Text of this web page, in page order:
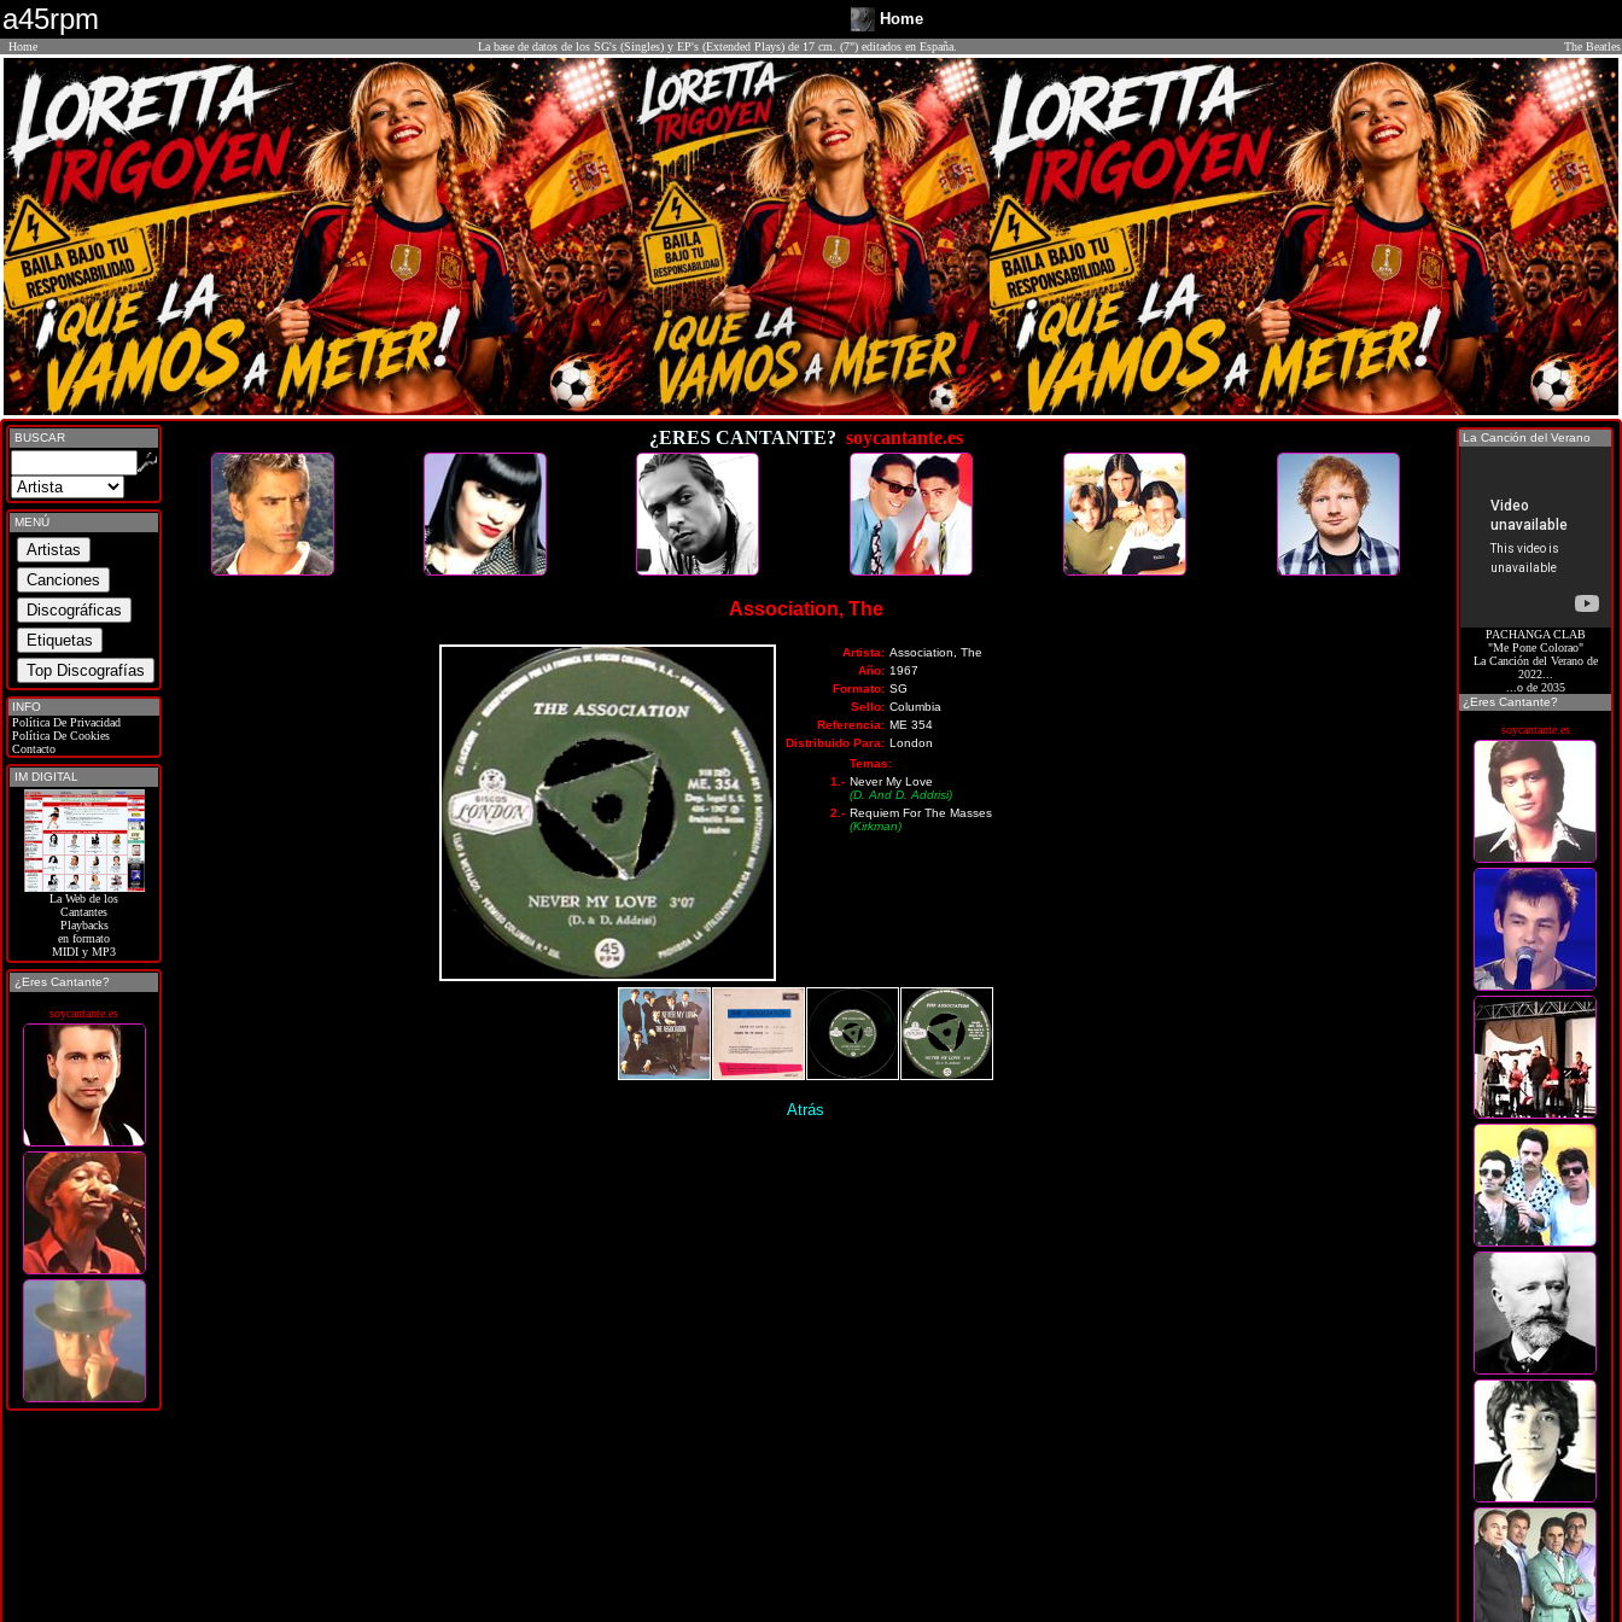
a45rpm Home
Home La base de datos de los SG's (Singles) y EP's (Extended Plays) de 17 cm. (7") editados en España. The Beatles
BUSCAR
MENÚ
INFO
Política De Privacidad
Política De Cookies
Contacto
IM DIGITAL
La Web de los
Cantantes
Playbacks
en formato
MIDI y MP3
¿Eres Cantante?
soycantante.es
¿ERES CANTANTE? soycantante.es
Association, The
Artista: Association, The
Año: 1967
Formato: SG
Sello: Columbia
Referencia: ME 354
Distribuido Para: London
Temas:
1.- Never My Love
(D. And D. Addrisi)
2.- Requiem For The Masses
(Kirkman)
Atrás
La Canción del Verano
PACHANGA CLAB
"Me Pone Colorao"
La Canción del Verano de
2022...
...o de 2035
¿Eres Cantante?
soycantante.es